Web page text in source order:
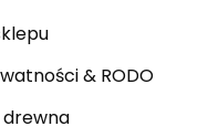
& RODO
drewna